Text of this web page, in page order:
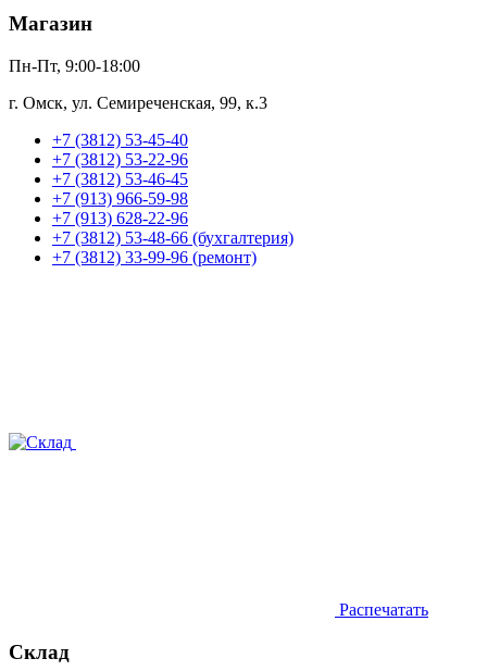
Магазин
Пн-Пт, 9:00-18:00
г. Омск, ул. Семиреченская, 99, к.3
+7 (3812) 53-45-40
+7 (3812) 53-22-96
+7 (3812) 53-46-45
+7 (913) 966-59-98
+7 (913) 628-22-96
+7 (3812) 53-48-66 (бухгалтерия)
+7 (3812) 33-99-96 (ремонт)
Распечатать
Склад